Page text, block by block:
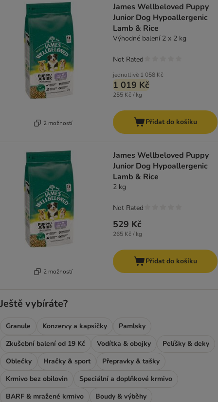
2 možností
James Wellbeloved Puppy
Junior Dog Hypoallergenic
Lamb & Rice
Výhodné balení 2 x 2 kg
jednotlivě 1 058 Kč
1 019 Kč
255 Kč / kg
Not Rated
Přidat do košíku
2 možností
James Wellbeloved Puppy
Junior Dog Hypoallergenic
Lamb & Rice
2 kg
529 Kč
265 Kč / kg
Not Rated
Přidat do košíku
Ještě vybíráte?
Granule Konzervy a kapsičky
Pamlsky
Zkušební balení od 19 Kč
Vodítka & obojky
Pelíšky & deky
Oblečky
Hračky & sport
Přepravky & tašky
Krmivo bez obilovin
Speciální a doplňkové krmivo
BARF & mražené krmivo
Boudy & výběhy